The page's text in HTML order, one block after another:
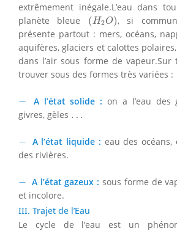
extrêmement inégale.L’eau dans
planète bleue (H2O)
(H2O), si
présente partout : mers, océans,
aquifères, glaciers et calottes
dans l’air sous forme de vapeur.Sur
trouver sous des formes très variées :
− A l’état solide : on a l’eau des
givres, gèles …
…
− A l’état liquide : eau des océans,
des rivières.
− A l’état gazeux : sous forme de
et incolore.
III. Trajet de l’Eau
Le cycle de l’eau est un